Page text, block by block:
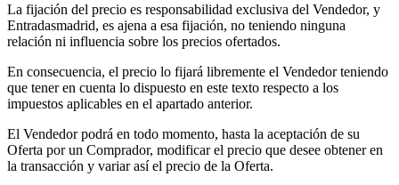
La fijación del precio es responsabilidad exclusiva del Vendedor, y
Entradasmadrid, es ajena a esa fijación, no teniendo ninguna
relación ni influencia sobre los precios ofertados.
En consecuencia, el precio lo fijará libremente el Vendedor teniendo
que tener en cuenta lo dispuesto en este texto respecto a los
impuestos aplicables en el apartado anterior.
El Vendedor podrá en todo momento, hasta la aceptación de su
Oferta por un Comprador, modificar el precio que desee obtener en
la transacción y variar así el precio de la Oferta.